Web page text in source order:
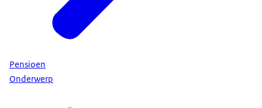
Pensioen
Onderwerp